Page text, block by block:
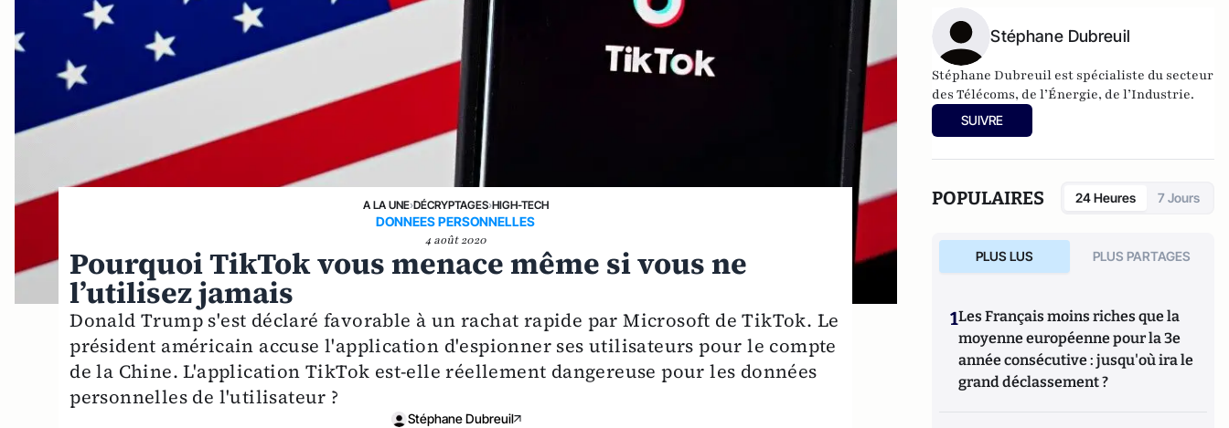
A LA UNE›DÉCRYPTAGES›HIGH-TECH
DONNEES PERSONNELLES
4 août 2020
Pourquoi TikTok vous menace même si vous ne
l’utilisez jamais
Donald Trump s'est déclaré favorable à un rachat rapide par Microsoft de TikTok. Le
président américain accuse l'application d'espionner ses utilisateurs pour le compte
de la Chine. L'application TikTok est-elle réellement dangereuse pour les données
personnelles de l'utilisateur ?
Stéphane Dubreuil
Stéphane Dubreuil
Stéphane Dubreuil est spécialiste du secteur
des Télécoms, de l’Énergie, de l’Industrie.
SUIVRE
POPULAIRES 24 Heures 7 Jours
PLUS LUS PLUS PARTAGES
1Les Français moins riches que la
moyenne européenne pour la 3e
année consécutive : jusqu'où ira le
grand déclassement ?